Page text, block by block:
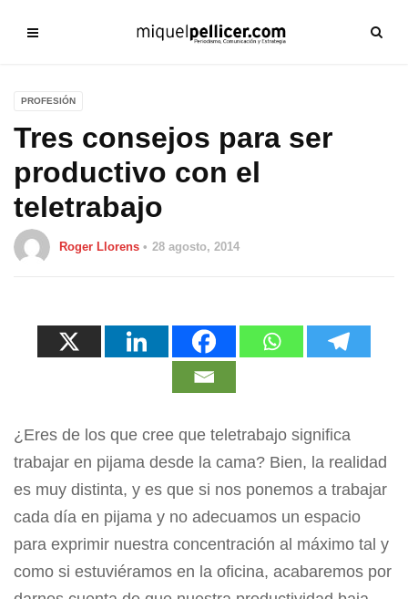
PROFESIÓN
Tres consejos para ser
productivo con el
teletrabajo
Roger Llorens 28 agosto, 2014
¿Eres de los que cree que teletrabajo significa
trabajar en pijama desde la cama? Bien, la realidad
es muy distinta, y es que si nos ponemos a trabajar
cada día en pijama y no adecuamos un espacio
para exprimir nuestra concentración al máximo tal y
como si estuviéramos en la oficina, acabaremos por